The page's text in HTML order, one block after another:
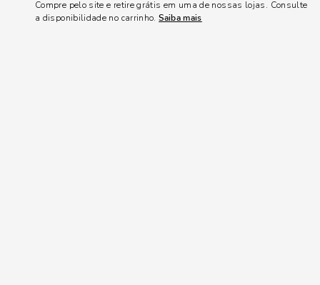
Compre pelo site e retire grátis em uma de nossas lojas. Consulte
a disponibilidade no carrinho.Saiba mais